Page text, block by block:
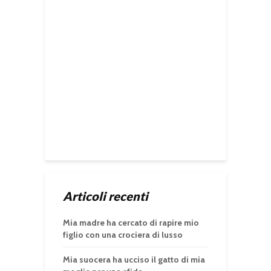
Articoli recenti
Mia madre ha cercato di rapire mio
figlio con una crociera di lusso
Mia suocera ha ucciso il gatto di mia